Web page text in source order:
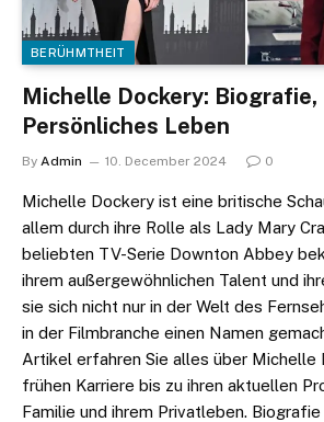
BERÜHMTHEIT
Michelle Dockery:
Persönliches Leben
By Admin 10. December 2024 0
Michelle Dockery ist eine britische
allem durch ihre Rolle als Lady Mary
beliebten TV-Serie Downton Abbey
ihrem außergewöhnlichen Talent und
sie sich nicht nur in der Welt des
in der Filmbranche einen Namen
Artikel erfahren Sie alles über Michelle
frühen Karriere bis zu ihren aktuellen
Familie und ihrem Privatleben.